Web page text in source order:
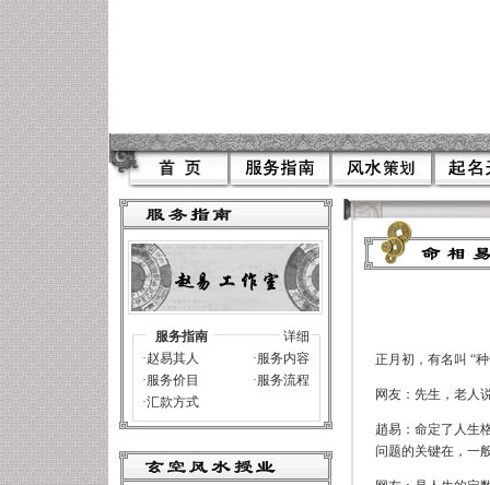
服务指南
详细
·赵易其人 ·服务内容
·服务价目 ·服务流程
·汇款方式
正月初，有名叫 “
网友：先生，老人
趙易：命定了人生
问题的关键在，一